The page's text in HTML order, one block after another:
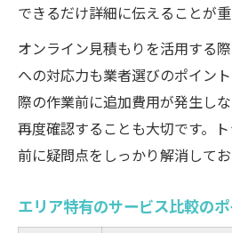
できるだけ詳細に伝えることが重
オンライン見積もりを活用する
への対応力も業者選びのポイン
際の作業前に追加費用が発生し
再度確認することも大切です。
前に疑問点をしっかり解消してお
エリア特有のサービス比較の